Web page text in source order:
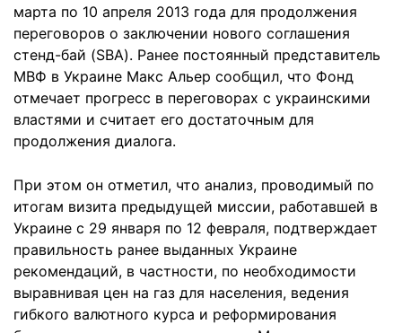
марта по 10 апреля 2013 года для продолжения
переговоров о заключении нового соглашения
стенд-бай (SBA). Ранее постоянный представитель
МВФ в Украине Макс Альер сообщил, что Фонд
отмечает прогресс в переговорах с украинскими
властями и считает его достаточным для
продолжения диалога.
При этом он отметил, что анализ, проводимый по
итогам визита предыдущей миссии, работавшей в
Украине с 29 января по 12 февраля, подтверждает
правильность ранее выданных Украине
рекомендаций, в частности, по необходимости
выравнивая цен на газ для населения, ведения
гибкого валютного курса и реформирования